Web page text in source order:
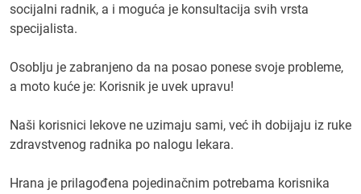
socijalni radnik, a i moguća je konsultacija svih vrsta
specijalista.
Osoblju je zabranjeno da na posao ponese svoje probleme,
a moto kuće je: Korisnik je uvek upravu!
Naši korisnici lekove ne uzimaju sami, već ih dobijaju iz ruke
zdravstvenog radnika po nalogu lekara.
Hrana je prilagođena pojedinačnim potrebama korisnika